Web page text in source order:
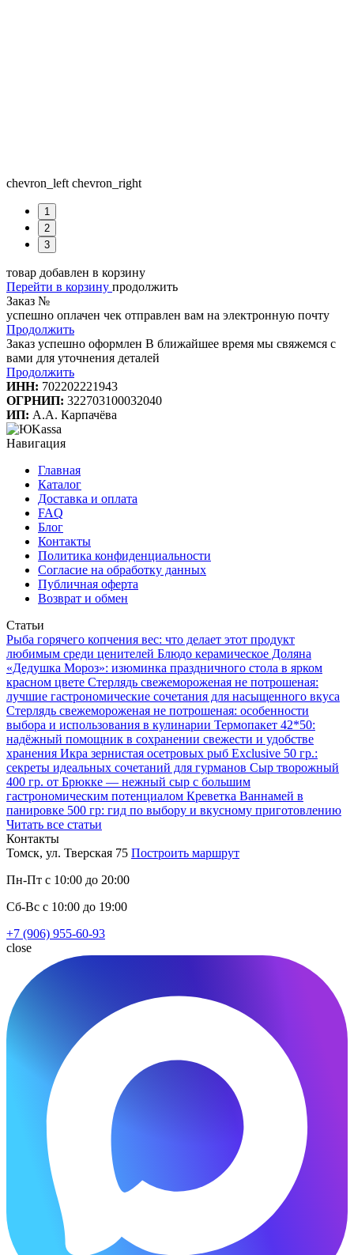
chevron_left chevron_right
1
2
3
товар добавлен в корзину
Перейти в корзину продолжить
Заказ №
успешно оплачен чек отправлен вам на электронную почту
Продолжить
Заказ успешно оформлен В ближайшее время мы свяжемся с
вами для уточнения деталей
Продолжить
ИНН: 702202221943
ОГРНИП: 322703100032040
ИП: А.А. Карпачёва
Навигация
Главная
Каталог
Доставка и оплата
FAQ
Блог
Контакты
Политика конфиденциальности
Согласие на обработку данных
Публичная оферта
Возврат и обмен
Статьи
Рыба горячего копчения вес: что делает этот продукт
любимым среди ценителей Блюдо керамическое Доляна
«Дедушка Мороз»: изюминка праздничного стола в ярком
красном цвете Стерлядь свежемороженая не потрошеная:
лучшие гастрономические сочетания для насыщенного вкуса
Стерлядь свежемороженая не потрошеная: особенности
выбора и использования в кулинарии Термопакет 42*50:
надёжный помощник в сохранении свежести и удобстве
хранения Икра зернистая осетровых рыб Exclusive 50 гр.:
секреты идеальных сочетаний для гурманов Сыр творожный
400 гр. от Брюкке — нежный сыр с большим
гастрономическим потенциалом Креветка Ваннамей в
панировке 500 гр: гид по выбору и вкусному приготовлению
Читать все статьи
Контакты
Томск, ул. Тверская 75 Построить маршрут
Пн-Пт с 10:00 до 20:00
Сб-Вс с 10:00 до 19:00
+7 (906) 955-60-93
close